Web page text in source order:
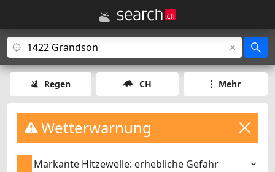
Regen CH Mehr
Wetterwarnung
Markante Hitzewelle: erhebliche Gefahr